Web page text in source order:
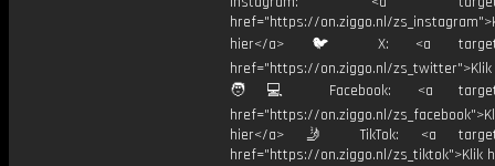
href="https://on.ziggo.nl/
hier</a> 🐦 X: <a
href="https://on.ziggo.nl/
🧑💻 Facebook: <a
href="https://on.ziggo.nl/
hier</a> 🤳 TikTok: <a
href="https://on.ziggo.nl/zs_tiktok">Klik